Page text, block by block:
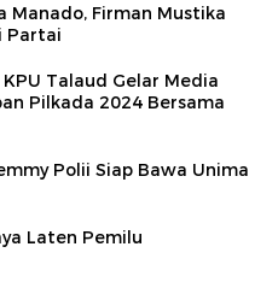
Manado, Firman Mustika
Partai
Talaud Gelar Media
Pilkada 2024 Bersama
Polii Siap Bawa Unima
Laten Pemilu